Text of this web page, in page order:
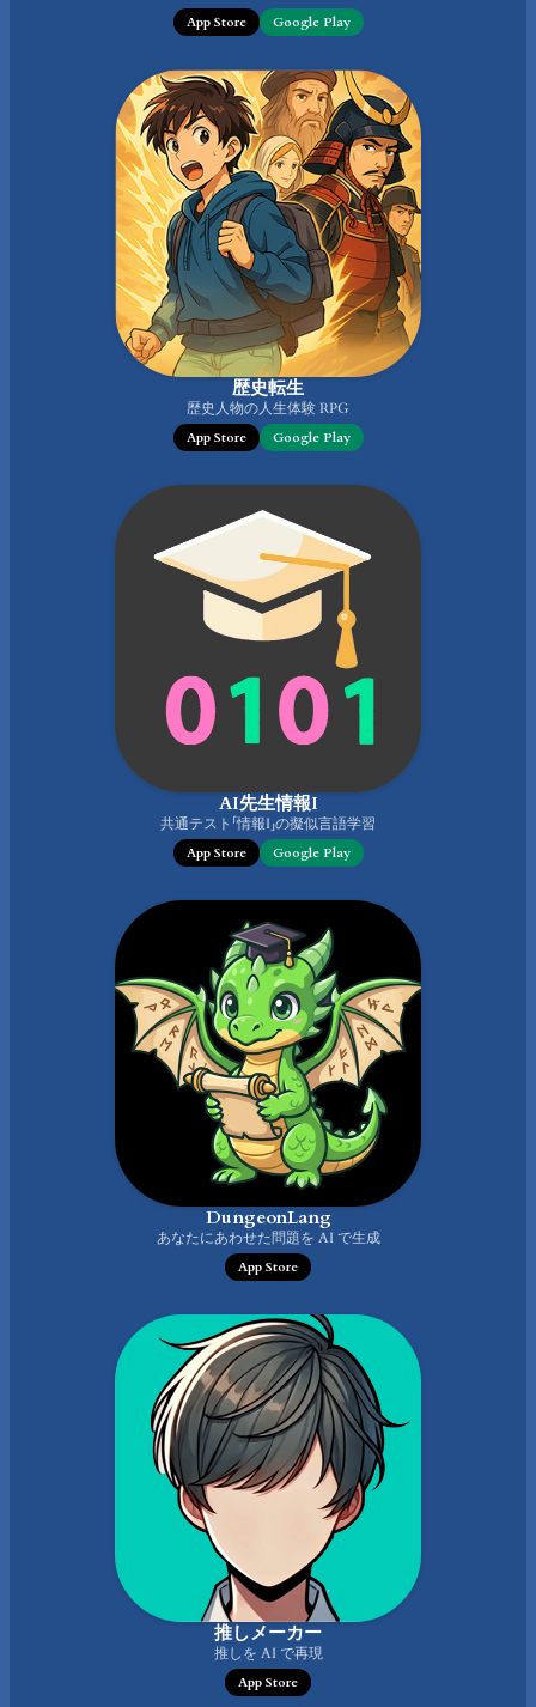
App Store Google Play
歴史転生
歴史人物の人生体験 RPG
App Store Google Play
AI先生情報I
共通テスト「情報I」の擬似言語学習
App Store Google Play
DungeonLang
あなたにあわせた問題を AI で生成
App Store
推しメーカー
推しを AI で再現
App Store